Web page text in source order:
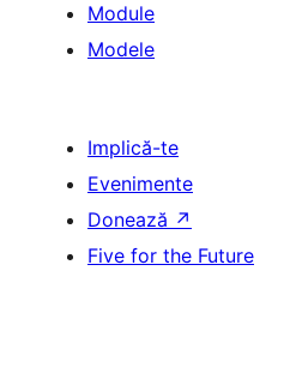
Module
Modele
Implică-te
Evenimente
Donează ↗
Five for the Future